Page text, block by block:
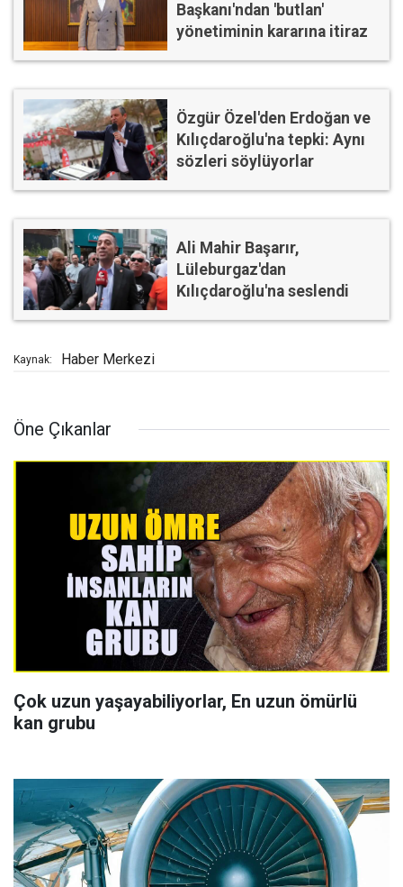
Başkanı'ndan 'butlan'
yönetiminin kararına itiraz
Özgür Özel'den Erdoğan ve
Kılıçdaroğlu'na tepki: Aynı
sözleri söylüyorlar
Ali Mahir Başarır,
Lüleburgaz'dan
Kılıçdaroğlu'na seslendi
Kaynak: Haber Merkezi
Öne Çıkanlar
Çok uzun yaşayabiliyorlar, En uzun ömürlü
kan grubu